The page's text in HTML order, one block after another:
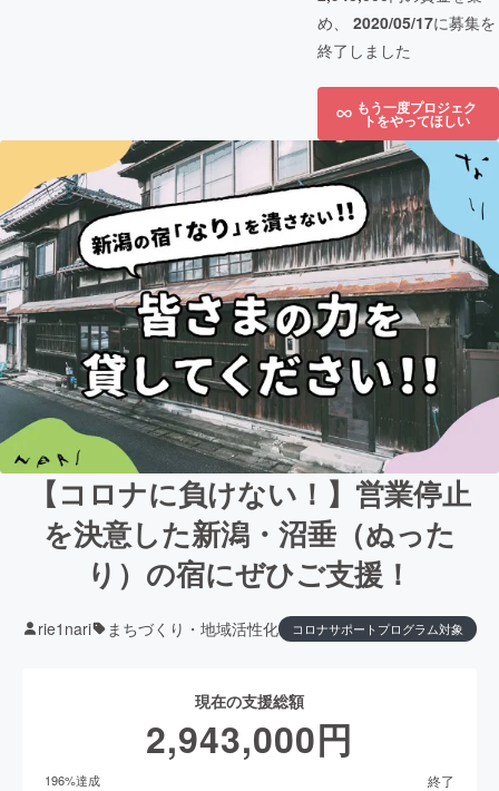
め、 2020/05/17に募集を
終了しました
もう一度プロジェク
トをやってほしい
【コロナに負けない！】営業停止
を決意した新潟・沼垂（ぬった
り）の宿にぜひご支援！
rie1nari まちづくり・地域活性化 コロナサポートプログラム対象
現在の支援総額
2,943,000円
196%達成 終了